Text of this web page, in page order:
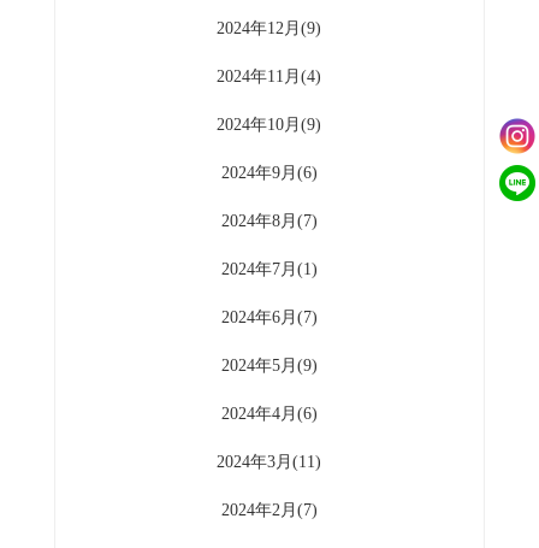
2024年12月(9)
2024年11月(4)
2024年10月(9)
2024年9月(6)
2024年8月(7)
2024年7月(1)
2024年6月(7)
2024年5月(9)
2024年4月(6)
2024年3月(11)
2024年2月(7)